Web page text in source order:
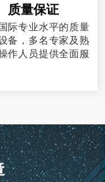
质量保证
际专业水平的质量
备，多名专家及熟
作人员提供全面服